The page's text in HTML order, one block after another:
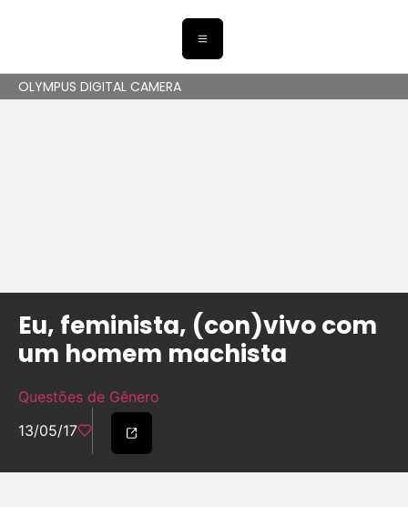
OLYMPUS DIGITAL CAMERA
Eu, feminista, (con)vivo com
um homem machista
Questões de Gênero
13/05/17